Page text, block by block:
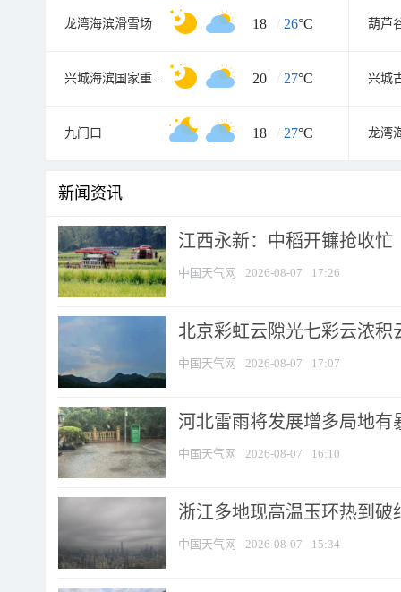
龙湾海滨滑雪场 18 / 26°C 葫芦
兴城海滨国家重点风景名胜区 20 / 27°C 兴城
九门口 18 / 27°C 龙湾
新闻资讯
江西永新：中稻开镰抢收忙
中国天气网 2026-08-07 17:26
北京彩虹云隙光七彩云浓积
中国天气网 2026-08-07 17:07
河北雷雨将发展增多局地有
中国天气网 2026-08-07 16:10
浙江多地现高温玉环热到破
中国天气网 2026-08-07 15:34